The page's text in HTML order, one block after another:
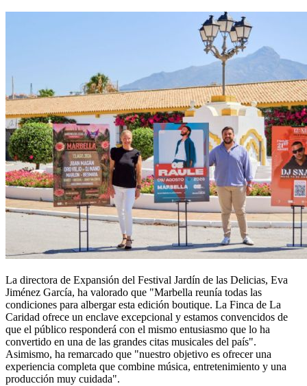
La directora de Expansión del Festival Jardín de las Delicias, Eva
Jiménez García, ha valorado que "Marbella reunía todas las
condiciones para albergar esta edición boutique. La Finca de La
Caridad ofrece un enclave excepcional y estamos convencidos de
que el público responderá con el mismo entusiasmo que lo ha
convertido en una de las grandes citas musicales del país".
Asimismo, ha remarcado que "nuestro objetivo es ofrecer una
experiencia completa que combine música, entretenimiento y una
producción muy cuidada".